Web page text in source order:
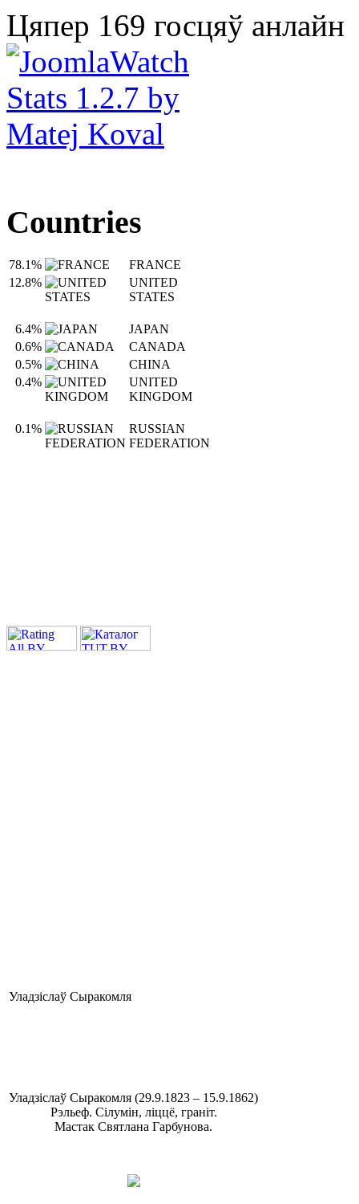
Цяпер 169 госцяў анлайн
Countries
78.1%
FRANCE
12.8%
UNITED
STATES
6.4%
JAPAN
0.6%
CANADA
0.5%
CHINA
0.4%
UNITED
KINGDOM
0.1%
RUSSIAN
FEDERATION
Уладзіслаў Сыракомля
Уладзіслаў Сыракомля (29.9.1823 – 15.9.1862)
Рэльеф. Сілумін, ліццё, граніт.
Мастак Святлана Гарбунова.